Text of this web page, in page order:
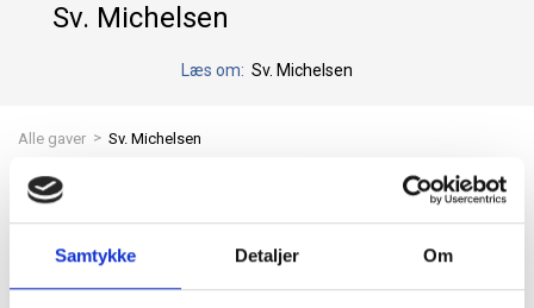
Samtykke Detaljer Om
Sv. Michelsen
Læs om: Sv. Michelsen
Alle gaver > Sv. Michelsen
Søgefilter